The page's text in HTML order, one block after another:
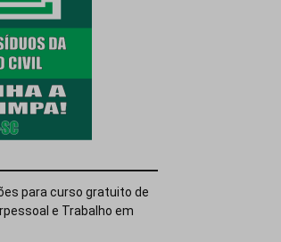
para curso gratuito de
e Trabalho em